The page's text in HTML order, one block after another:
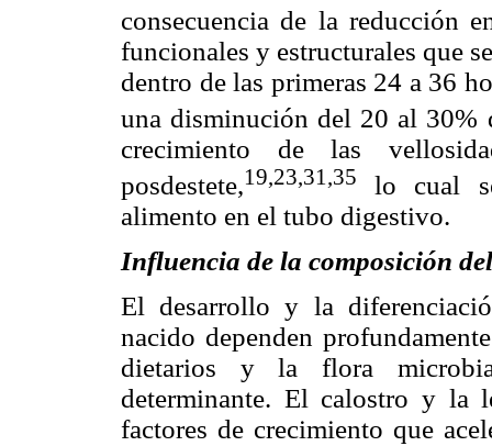
consecuencia de la reducción
funcionales y estructurales que
dentro de las primeras 24 a 36
una disminución del 20 al 30%
crecimiento de las
posdestete,19,23,31,35
lo cual
alimento en el tubo digestivo.
Influencia de la composición
El desarrollo y la
nacido dependen
dietarios y la flora
determinante. El calostro y la
factores de crecimiento que